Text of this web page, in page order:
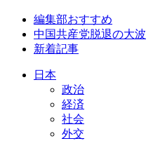
編集部おすすめ
中国共産党脱退の大波
新着記事
日本
政治
経済
社会
外交